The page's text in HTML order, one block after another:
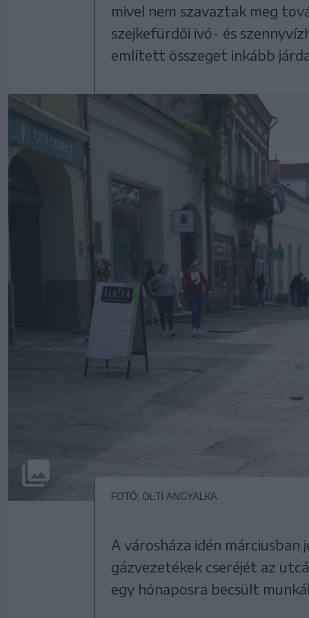
mivel nem szavaztak meg
szejkefürdői ivó- és
említett összeget inkább
FOTÓ: OLTI ANGYALKA
A városháza idén
gázvezetékek cseréjét az
egy hónaposra becsült